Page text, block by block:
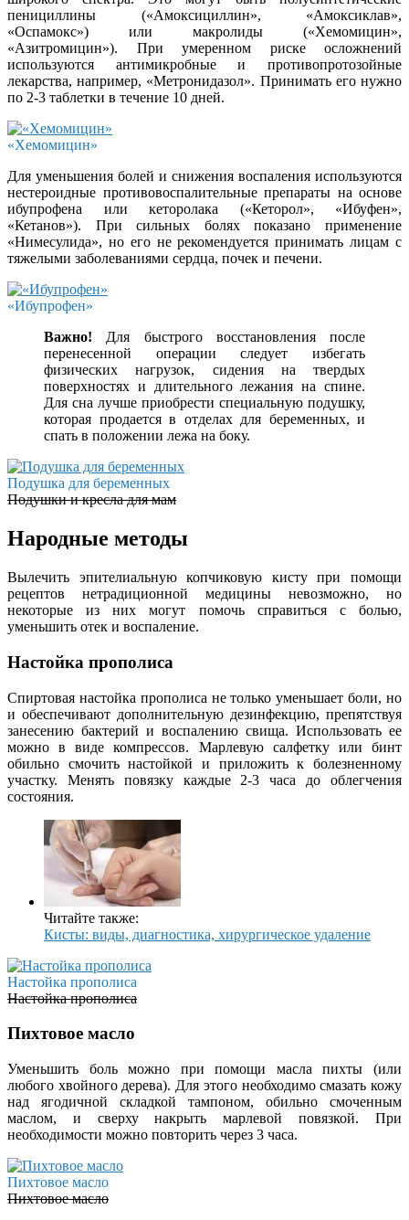
пенициллины («Амоксициллин», «Амоксиклав»,
«Оспамокс») или макролиды («Хемомицин»,
«Азитромицин»). При умеренном риске осложнений
используются антимикробные и противопротозойные
лекарства, например, «Метронидазол». Принимать его нужно
по 2-3 таблетки в течение 10 дней.
«Хемомицин»
Для уменьшения болей и снижения воспаления используются
нестероидные противовоспалительные препараты на основе
ибупрофена или кеторолака («Кеторол», «Ибуфен»,
«Кетанов»). При сильных болях показано применение
«Нимесулида», но его не рекомендуется принимать лицам с
тяжелыми заболеваниями сердца, почек и печени.
«Ибупрофен»
Важно! Для быстрого восстановления после
перенесенной операции следует избегать
физических нагрузок, сидения на твердых
поверхностях и длительного лежания на спине.
Для сна лучше приобрести специальную подушку,
которая продается в отделах для беременных, и
спать в положении лежа на боку.
Подушка для беременных
Подушки и кресла для мам
Народные методы
Вылечить эпителиальную копчиковую кисту при помощи
рецептов нетрадиционной медицины невозможно, но
некоторые из них могут помочь справиться с болью,
уменьшить отек и воспаление.
Настойка прополиса
Спиртовая настойка прополиса не только уменьшает боли, но
и обеспечивают дополнительную дезинфекцию, препятствуя
занесению бактерий и воспалению свища. Использовать ее
можно в виде компрессов. Марлевую салфетку или бинт
обильно смочить настойкой и приложить к болезненному
участку. Менять повязку каждые 2-3 часа до облегчения
состояния.
Читайте также:
Кисты: виды, диагностика, хирургическое удаление
Настойка прополиса
Настойка прополиса
Пихтовое масло
Уменьшить боль можно при помощи масла пихты (или
любого хвойного дерева). Для этого необходимо смазать кожу
над ягодичной складкой тампоном, обильно смоченным
маслом, и сверху накрыть марлевой повязкой. При
необходимости можно повторить через 3 часа.
Пихтовое масло
Пихтовое масло